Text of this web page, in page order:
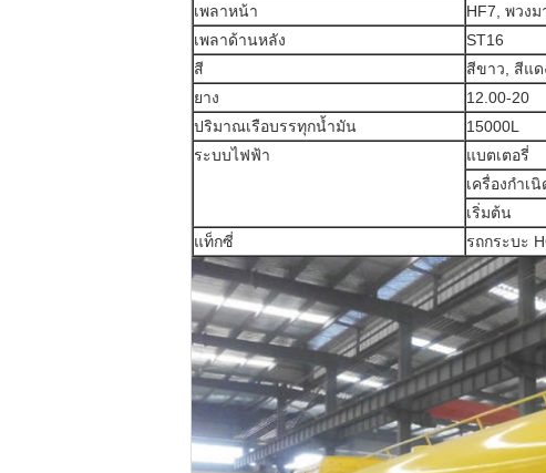
เพลาหน้า
HF7, พวง
เพลาด้านหลัง
ST16
สี
สีขาว, สีแด
ยาง
12.00-20
ปริมาณเรือบรรทุกน้ำมัน
15000L
ระบบไฟฟ้า
แบตเตอรี่
เครื่องกำเ
เริ่มต้น
แท็กซี่
รถกระบะ